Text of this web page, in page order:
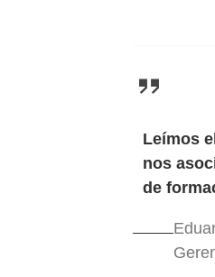
Leímos
nos
de